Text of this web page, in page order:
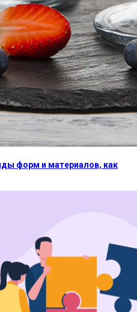
форм и материалов, как